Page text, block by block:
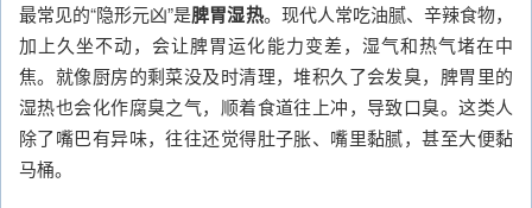
最常见的“隐形元凶”是脾胃湿热。现代人常吃油腻、辛辣食物，
加上久坐不动，会让脾胃运化能力变差，湿气和热气堵在中
焦。就像厨房的剩菜没及时清理，堆积久了会发臭，脾胃里的
湿热也会化作腐臭之气，顺着食道往上冲，导致口臭。这类人
除了嘴巴有异味，往往还觉得肚子胀、嘴里黏腻，甚至大便黏
马桶。